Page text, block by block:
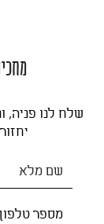
שלח לנו פניה,